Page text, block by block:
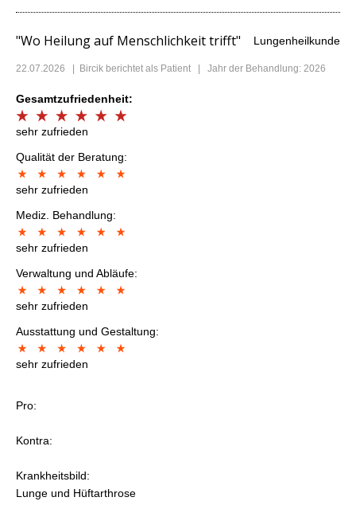
"Wo Heilung auf Menschlichkeit trifft" Lungenheilkunde
22.07.2026 Bircik berichtet als Patient | Jahr der Behandlung: 2026
Gesamtzufriedenheit:
sehr zufrieden
Qualität der Beratung:
sehr zufrieden
Mediz. Behandlung:
sehr zufrieden
Verwaltung und Abläufe:
sehr zufrieden
Ausstattung und Gestaltung:
sehr zufrieden
Pro:
Kontra:
Krankheitsbild:
Lunge und Hüftarthrose